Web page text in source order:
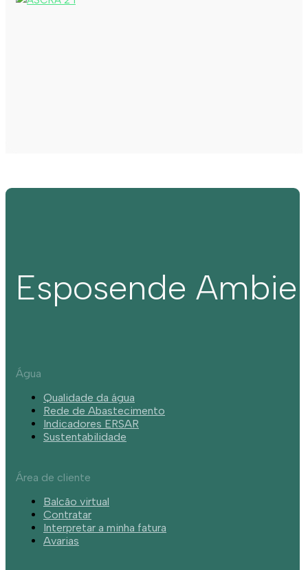
Esposende
Água
Qualidade da água
Rede de Abastecimento
Indicadores ERSAR
Sustentabilidade
Área de cliente
Balcão virtual
Contratar
Interpretar a minha fatura
Avarias